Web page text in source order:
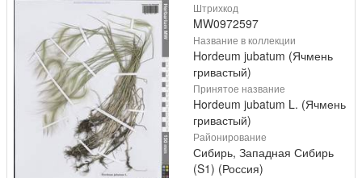
Штрихкод
MW0972597
Название в коллекции
Hordeum jubatum (Ячмень
гривастый)
Принятое название
Hordeum jubatum L. (Ячмень
гривастый)
Районирование
Сибирь, Западная Сибирь
(S1) (Россия)